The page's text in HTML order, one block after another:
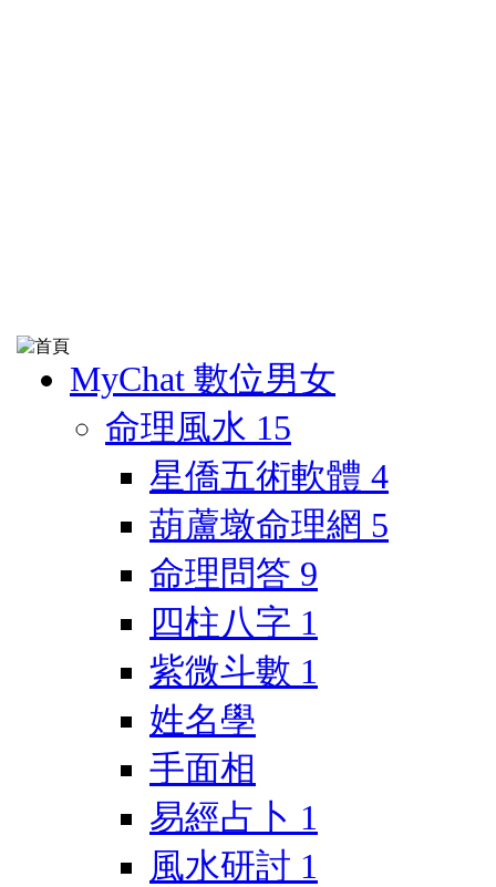
MyChat 數位男女
命理風水 15
星僑五術軟體 4
葫蘆墩命理網 5
命理問答 9
四柱八字 1
紫微斗數 1
姓名學
手面相
易經占卜 1
風水研討 1